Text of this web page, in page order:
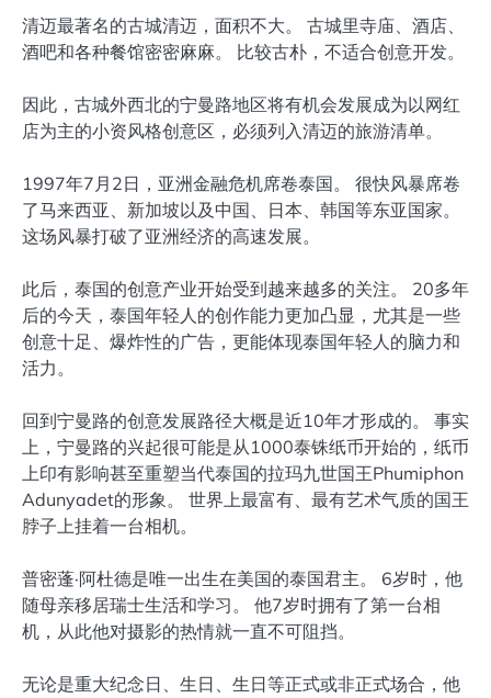
清迈最著名的古城清迈，面积不大。 古城里寺庙、酒店、
酒吧和各种餐馆密密麻麻。 比较古朴，不适合创意开发。
因此，古城外西北的宁曼路地区将有机会发展成为以网红
店为主的小资风格创意区，必须列入清迈的旅游清单。
1997年7月2日，亚洲金融危机席卷泰国。 很快风暴席卷
了马来西亚、新加坡以及中国、日本、韩国等东亚国家。
这场风暴打破了亚洲经济的高速发展。
此后，泰国的创意产业开始受到越来越多的关注。 20多年
后的今天，泰国年轻人的创作能力更加凸显，尤其是一些
创意十足、爆炸性的广告，更能体现泰国年轻人的脑力和
活力。
回到宁曼路的创意发展路径大概是近10年才形成的。 事实
上，宁曼路的兴起很可能是从1000泰铢纸币开始的，纸币
上印有影响甚至重塑当代泰国的拉玛九世国王Phumiphon
Adunyadet的形象。 世界上最富有、最有艺术气质的国王
脖子上挂着一台相机。
普密蓬·阿杜德是唯一出生在美国的泰国君主。 6岁时，他
随母亲移居瑞士生活和学习。 他7岁时拥有了第一台相
机，从此他对摄影的热情就一直不可阻挡。
无论是重大纪念日、生日、生日等正式或非正式场合，他